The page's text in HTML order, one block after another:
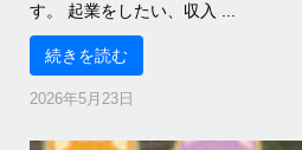
す。 起業をしたい、収入 ...
続きを読む
2026年5月23日